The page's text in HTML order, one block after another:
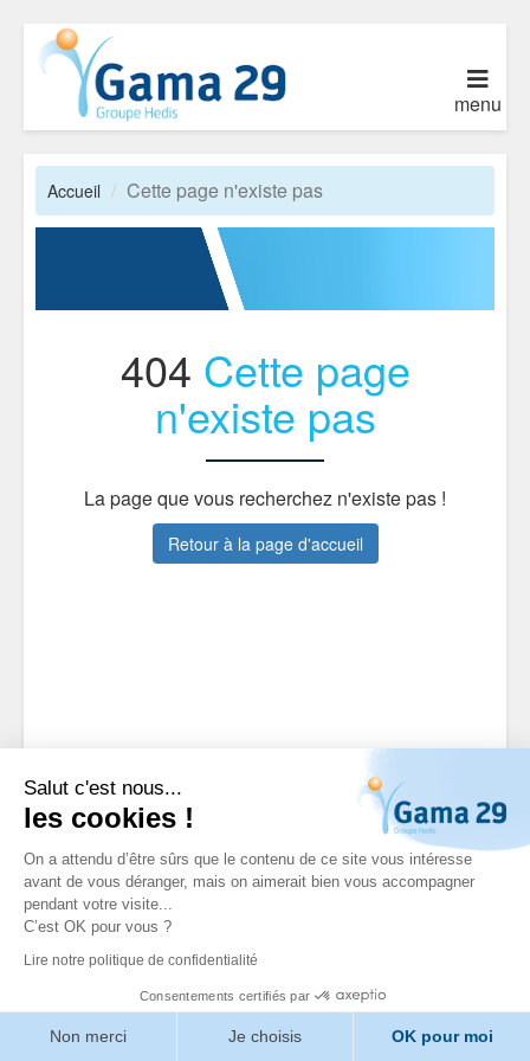
Salut c'est nous...
les cookies !
On a attendu d’être sûrs que le contenu de ce site vous intéresse
avant de vous déranger, mais on aimerait bien vous accompagner
pendant votre visite...
C’est OK pour vous ?
Lire notre politique de confidentialité
Consentements certifiés par
Non merci Je choisis OK pour moi
menu
Accueil Cette page n'existe pas
404 Cette page
n'existe pas
La page que vous recherchez n'existe pas !
Retour à la page d'accueil